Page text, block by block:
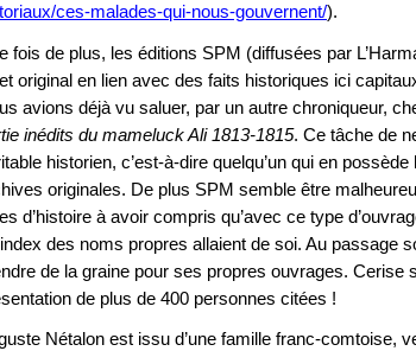
ces-malades-qui-nous-gouvernent/).
fois de plus, les éditions SPM (diffusées par
original en lien avec des faits historiques ici
avions déjà vu saluer, par un autre chroniqueur,
inédits du mameluck Ali 1813-1815. Ce tâche de
historien, c’est-à-dire quelqu’un qui en
originales. De plus SPM semble être
d’histoire à avoir compris qu’avec ce type
des noms propres allaient de soi. Au passage
de la graine pour ses propres ouvrages. Cerise
de plus de 400 personnes citées !
Nétalon est issu d’une famille franc-comtoise,